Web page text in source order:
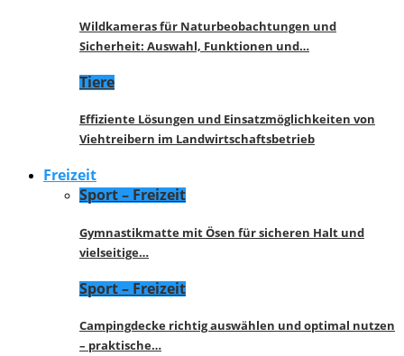
Wildkameras für Naturbeobachtungen und
Sicherheit: Auswahl, Funktionen und…
Tiere
Effiziente Lösungen und Einsatzmöglichkeiten von
Viehtreibern im Landwirtschaftsbetrieb
Freizeit
Sport – Freizeit
Gymnastikmatte mit Ösen für sicheren Halt und
vielseitige…
Sport – Freizeit
Campingdecke richtig auswählen und optimal nutzen
– praktische…